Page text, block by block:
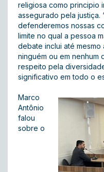
religiosa como principio
assegurado pela justiça.
defenderemos nossas
limite no qual a pessoa
debate inclui até
ninguém ou em nenhum
respeito pela
significativo em todo o
Marco
Antônio
falou
sobre o